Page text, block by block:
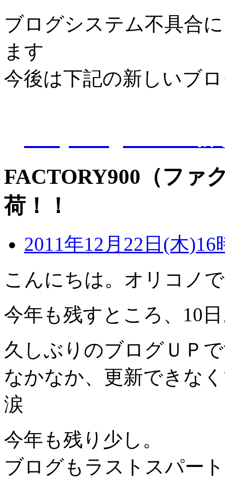
ブログシステム不具合
ます
今後は下記の新しいブ
FACTORY900（ファ
荷！！
2011年12月22日(木)16
こんにちは。オリコノ
今年も残すところ、10
久しぶりのブログＵＰ
なかなか、更新できな
涙
今年も残り少し。
ブログもラストスパー